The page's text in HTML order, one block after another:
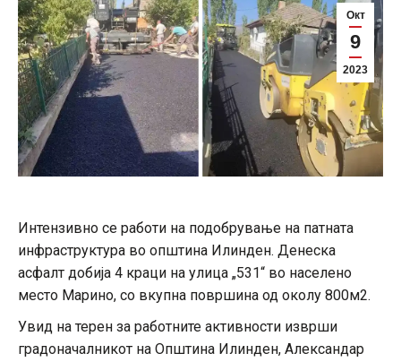
Окт
9
2023
Интензивно се работи на подобрување на патната
инфраструктура во општина Илинден. Денеска
асфалт добија 4 краци на улица „531“ во населено
место Марино, со вкупна површина од околу 800м2.
Увид на терен за работните активности изврши
градоначалникот на Општина Илинден, Александар